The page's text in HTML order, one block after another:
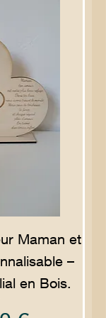
Maman et
–
en Bois.